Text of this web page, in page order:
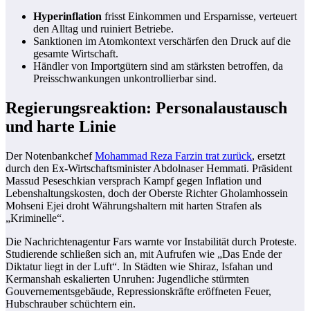
Hyperinflation frisst Einkommen und Ersparnisse, verteuert
den Alltag und ruiniert Betriebe.
Sanktionen im Atomkontext verschärfen den Druck auf die
gesamte Wirtschaft.
Händler von Importgütern sind am stärksten betroffen, da
Preisschwankungen unkontrollierbar sind.
Regierungsreaktion: Personalaustausch
und harte Linie
Der NotenbankchefMohammad Reza Farzin trat zurück, ersetzt
durch den Ex-Wirtschaftsminister Abdolnaser Hemmati. Präsident
Massud Peseschkian versprach Kampf gegen Inflation und
Lebenshaltungskosten, doch der Oberste Richter Gholamhossein
Mohseni Ejei droht Währungshaltern mit harten Strafen als
„Kriminelle“.
Die Nachrichtenagentur Fars warnte vor Instabilität durch Proteste.
Studierende schließen sich an, mit Aufrufen wie „Das Ende der
Diktatur liegt in der Luft“. In Städten wie Shiraz, Isfahan und
Kermanshah eskalierten Unruhen: Jugendliche stürmten
Gouvernementsgebäude, Repressionskräfte eröffneten Feuer,
Hubschrauber schüchtern ein.